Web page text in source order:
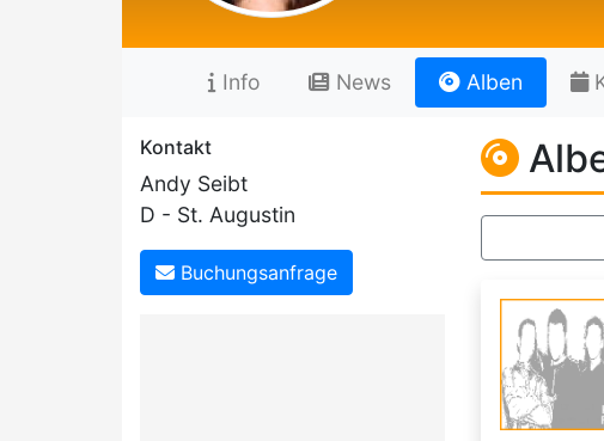
Info News Alben
Kontakt
Andy Seibt
D - St. Augustin
Buchungsanfrage